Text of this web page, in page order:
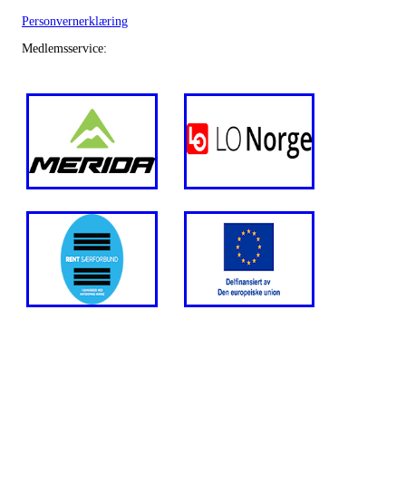
Personvernerklæring
Medlemsservice: